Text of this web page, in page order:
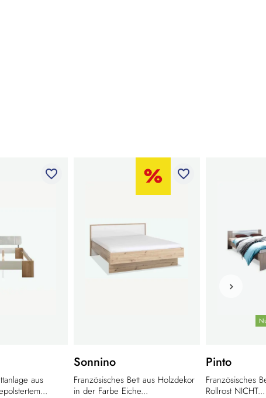
favorite_border
aus
favorite_border
Sonnino
Französisches Bett aus Holzdekor
in der Farbe Eiche...
Pinto
Französisches
Rollrost NICHT...